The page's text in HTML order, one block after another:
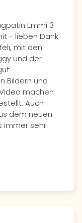
Emmi 3
- lieben Dank
mit den
und der
Bildern und
machen
Auch
dem neuen
immer sehr.